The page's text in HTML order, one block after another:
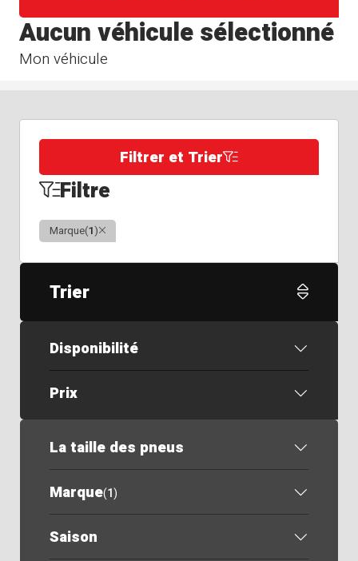
Mon véhicule
Aucun véhicule sélectionné
Filtrer et Trier
Filtre
Marque(1)Clair
Trier
Disponibilité
Prix
La taille des pneus
Marque(1)
Saison